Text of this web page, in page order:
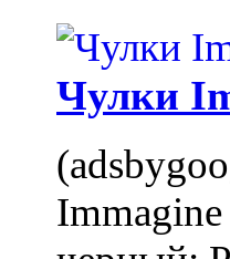
Чулки